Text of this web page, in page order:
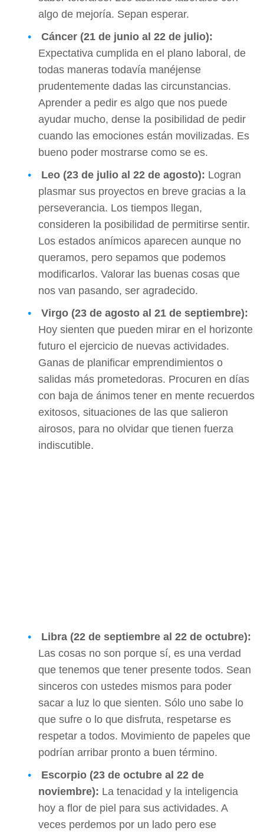
algo de mejoría. Sepan esperar.
Cáncer (21 de junio al 22 de julio):
Expectativa cumplida en el plano laboral, de
todas maneras todavía manéjense
prudentemente dadas las circunstancias.
Aprender a pedir es algo que nos puede
ayudar mucho, dense la posibilidad de pedir
cuando las emociones están movilizadas. Es
bueno poder mostrarse como se es.
Leo (23 de julio al 22 de agosto): Logran
plasmar sus proyectos en breve gracias a la
perseverancia. Los tiempos llegan,
consideren la posibilidad de permitirse sentir.
Los estados anímicos aparecen aunque no
queramos, pero sepamos que podemos
modificarlos. Valorar las buenas cosas que
nos van pasando, ser agradecido.
Virgo (23 de agosto al 21 de septiembre):
Hoy sienten que pueden mirar en el horizonte
futuro el ejercicio de nuevas actividades.
Ganas de planificar emprendimientos o
salidas más prometedoras. Procuren en días
con baja de ánimos tener en mente recuerdos
exitosos, situaciones de las que salieron
airosos, para no olvidar que tienen fuerza
indiscutible.
Libra (22 de septiembre al 22 de octubre):
Las cosas no son porque sí, es una verdad
que tenemos que tener presente todos. Sean
sinceros con ustedes mismos para poder
sacar a luz lo que sienten. Sólo uno sabe lo
que sufre o lo que disfruta, respetarse es
respetar a todos. Movimiento de papeles que
podrían arribar pronto a buen término.
Escorpio (23 de octubre al 22 de
noviembre): La tenacidad y la inteligencia
hoy a flor de piel para sus actividades. A
veces perdemos por un lado pero ese